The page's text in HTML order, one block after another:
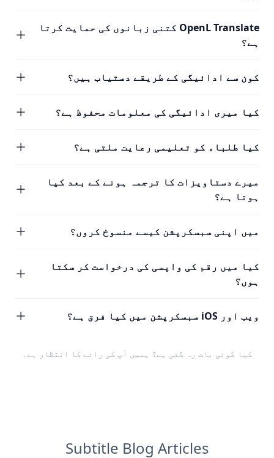
OpenL Translate کتنی زبانوں کی حمایت کرتا
ہے؟
کون سے ادائیگی کے طریقے دستیاب ہیں؟
کیا میری ادائیگی کی معلومات محفوظ ہے؟
کیا طلباء کو تعلیمی رعایت ملتی ہے؟
میرے دستاویزات کا ترجمہ ہونے کے بعد کیا
ہوتا ہے؟
میں اپنی سبسکرپشن کیسے منسوخ کروں؟
کیا میں رقم کی واپسی کی درخواست کر سکتا
ہوں؟
ویب اور iOS سبسکرپشن میں کیا فرق ہے؟
کیا کوئی بات رہ گئی ہے؟ ہمیں آپ کی رائے کا انتظار ہے۔
Subtitle Blog Articles